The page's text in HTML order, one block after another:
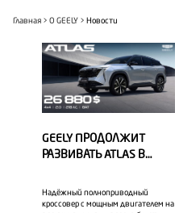
Главная О GEELY Новости
GEELY ПРОДОЛЖИТ
РАЗВИВАТЬ ATLAS В
БЕНЗИНОВОЙ ВЕРСИИ —
С ДВИГАТЕЛЕМ 2.0 И
Надёжный полноприводный
кроссовер с мощным двигателем на